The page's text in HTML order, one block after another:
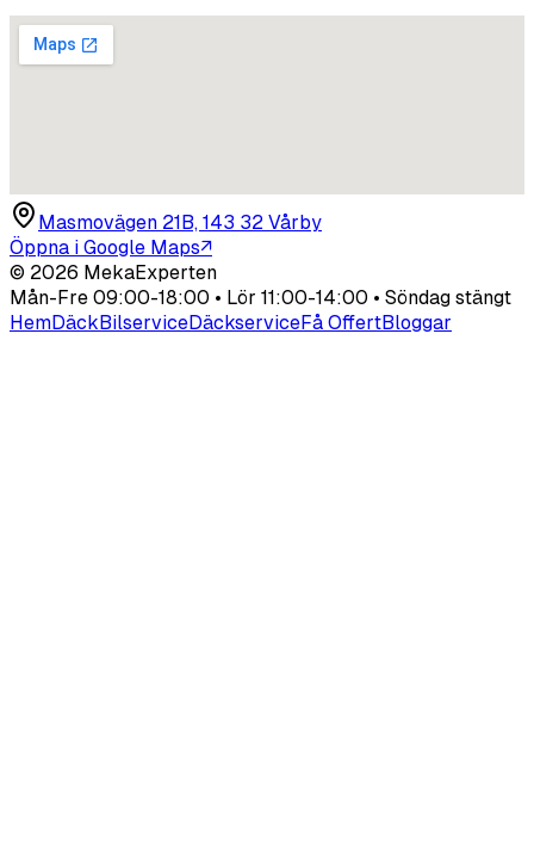
Masmovägen 21B, 143 32 Vårby
Öppna i Google Maps↗
© 2026 MekaExperten
Mån-Fre 09:00-18:00 • Lör 11:00-14:00 • Söndag stängt
HemDäckBilserviceDäckserviceFå OffertBloggar